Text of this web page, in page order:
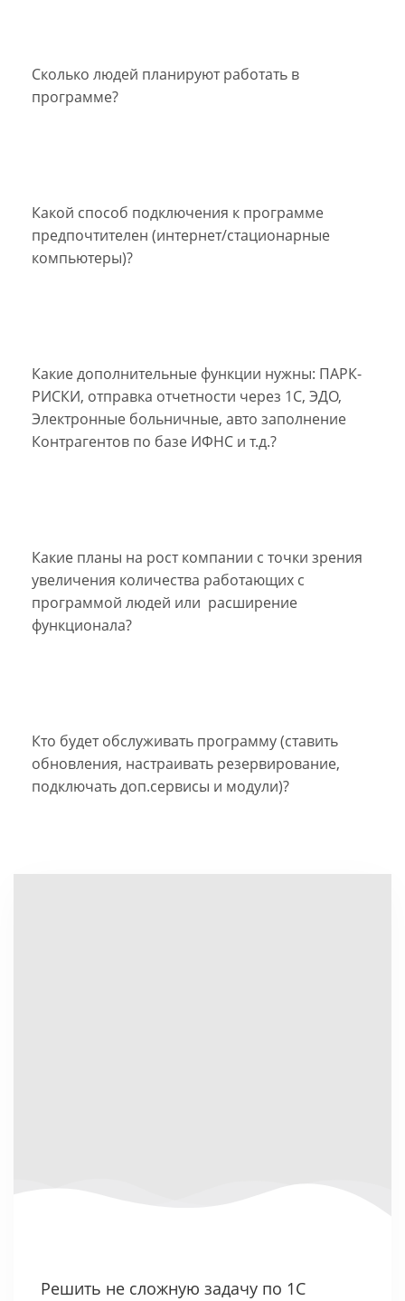
Сколько людей планируют работать в
программе?
Какой способ подключения к программе
предпочтителен (интернет/стационарные
компьютеры)?
Какие дополнительные функции нужны: ПАРК-
РИСКИ, отправка отчетности через 1С, ЭДО,
Электронные больничные, авто заполнение
Контрагентов по базе ИФНС и т.д.?
Какие планы на рост компании с точки зрения
увеличения количества работающих с
программой людей или расширение
функционала?
Кто будет обслуживать программу (ставить
обновления, настраивать резервирование,
подключать доп.сервисы и модули)?
Решить не сложную задачу по 1С